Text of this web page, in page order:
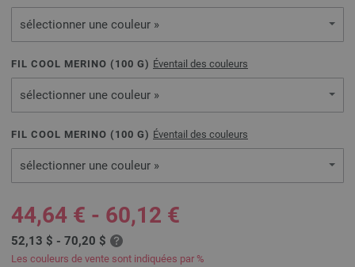
sélectionner une couleur »
FIL COOL MERINO ( 100 G) Éventail des couleurs
sélectionner une couleur »
FIL COOL MERINO ( 100 G) Éventail des couleurs
sélectionner une couleur »
44,64 € - 60,12 €
52,13 $ - 70,20 $
Les couleurs de vente sont indiquées par %